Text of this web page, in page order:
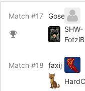
Match #17 Gose88
SHW-
Match #18 faxij